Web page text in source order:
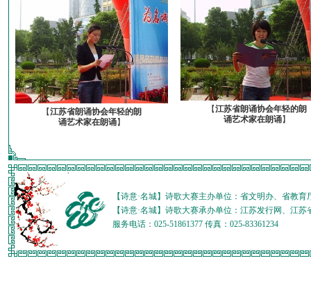
【江苏省朗诵协会年轻的朗
诵艺术家在朗诵】
【江苏省朗诵协会年轻的朗
诵艺术家在朗诵】
【诗意·名城】诗歌大赛主办单位：省文明办、省教
【诗意·名城】诗歌大赛承办单位：江苏发行网、江
服务电话：025-51861377 传真：025-83361234